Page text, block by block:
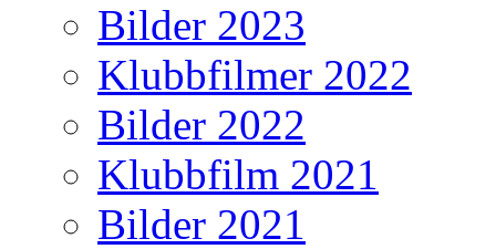
Bilder 2023
Klubbfilmer 2022
Bilder 2022
Klubbfilm 2021
Bilder 2021